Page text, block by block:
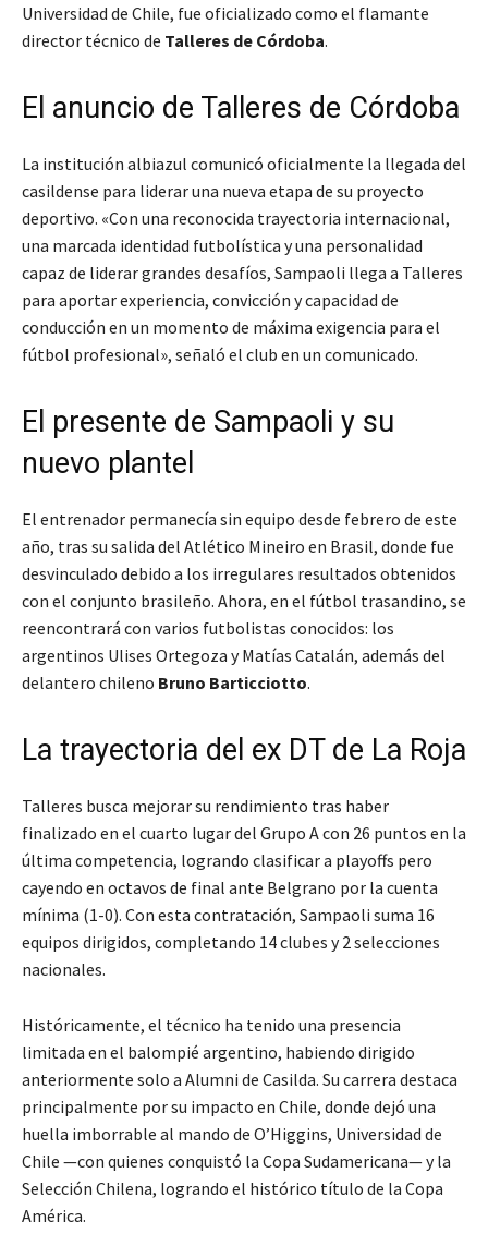
Universidad de Chile, fue oficializado como el flamante
director técnico de Talleres de Córdoba.
El anuncio de Talleres de Córdoba
La institución albiazul comunicó oficialmente la llegada del
casildense para liderar una nueva etapa de su proyecto
deportivo. «Con una reconocida trayectoria internacional,
una marcada identidad futbolística y una personalidad
capaz de liderar grandes desafíos, Sampaoli llega a Talleres
para aportar experiencia, convicción y capacidad de
conducción en un momento de máxima exigencia para el
fútbol profesional», señaló el club en un comunicado.
El presente de Sampaoli y su
nuevo plantel
El entrenador permanecía sin equipo desde febrero de este
año, tras su salida del Atlético Mineiro en Brasil, donde fue
desvinculado debido a los irregulares resultados obtenidos
con el conjunto brasileño. Ahora, en el fútbol trasandino, se
reencontrará con varios futbolistas conocidos: los
argentinos Ulises Ortegoza y Matías Catalán, además del
delantero chileno Bruno Barticciotto.
La trayectoria del ex DT de La Roja
Talleres busca mejorar su rendimiento tras haber
finalizado en el cuarto lugar del Grupo A con 26 puntos en la
última competencia, logrando clasificar a playoffs pero
cayendo en octavos de final ante Belgrano por la cuenta
mínima (1-0). Con esta contratación, Sampaoli suma 16
equipos dirigidos, completando 14 clubes y 2 selecciones
nacionales.
Históricamente, el técnico ha tenido una presencia
limitada en el balompié argentino, habiendo dirigido
anteriormente solo a Alumni de Casilda. Su carrera destaca
principalmente por su impacto en Chile, donde dejó una
huella imborrable al mando de O’Higgins, Universidad de
Chile —con quienes conquistó la Copa Sudamericana— y la
Selección Chilena, logrando el histórico título de la Copa
América.